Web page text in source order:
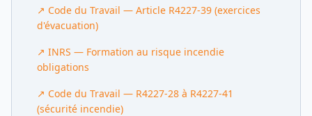
↗ Code du Travail — Article R4227-39 (exercices
d'évacuation)
↗ INRS — Formation au risque incendie
obligations
↗ Code du Travail — R4227-28 à R4227-41
(sécurité incendie)